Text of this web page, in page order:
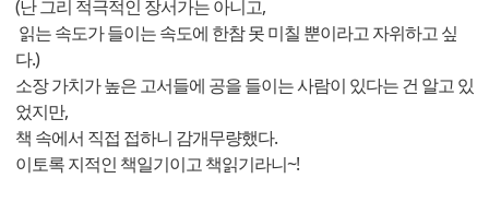
(난 그리 적극적인 장서가는 아니고,
읽는 속도가 들이는 속도에 한참 못 미칠 뿐이라고 자위하고 싶
다.)
소장 가치가 높은 고서들에 공을 들이는 사람이 있다는 건 알고 있
었지만,
책 속에서 직접 접하니 감개무량했다.
이토록 지적인 책일기이고 책읽기라니~!